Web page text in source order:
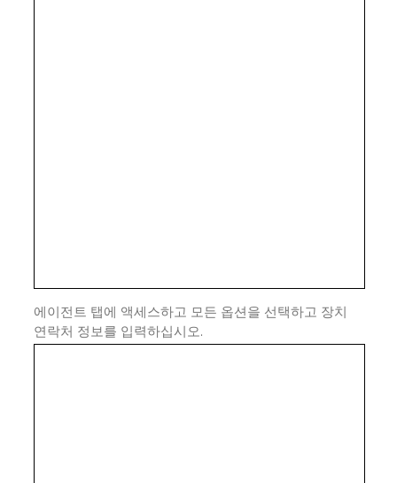
에이전트 탭에 액세스하고 모든 옵션을 선택하고 장치
연락처 정보를 입력하십시오.